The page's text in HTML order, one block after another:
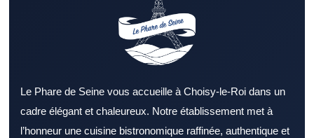
Le Phare de Seine vous accueille à Choisy-le-Roi dans un
cadre élégant et chaleureux. Notre établissement met à
l’honneur une cuisine bistronomique raffinée, authentique et